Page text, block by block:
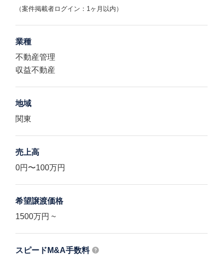
（案件掲載者ログイン：1ヶ月以内）
業種
不動産管理
収益不動産
地域
関東
売上高
0円〜100万円
希望譲渡価格
1500万円 ~
スピードM&A手数料